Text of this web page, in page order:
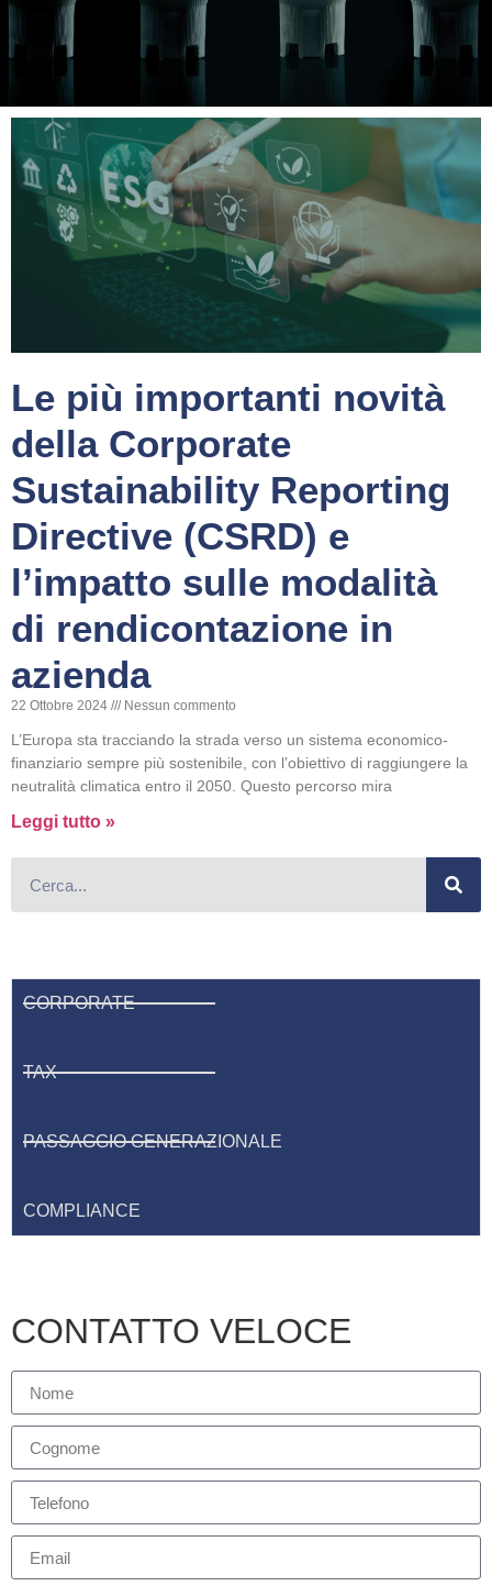
Le più importanti novità
della Corporate
Sustainability Reporting
Directive (CSRD) e
l’impatto sulle modalità
di rendicontazione in
azienda
22 Ottobre 2024 Nessun commento
L’Europa sta tracciando la strada verso un sistema economico-
finanziario sempre più sostenibile, con l’obiettivo di raggiungere la
neutralità climatica entro il 2050. Questo percorso mira
Leggi tutto »
CORPORATE
TAX
PASSAGGIO GENERAZIONALE
COMPLIANCE
CONTATTO VELOCE